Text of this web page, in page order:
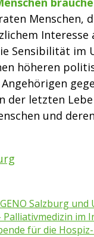
Menschen,
Sensibilität
höheren
der letzten
und
Salzburg und
im
für die